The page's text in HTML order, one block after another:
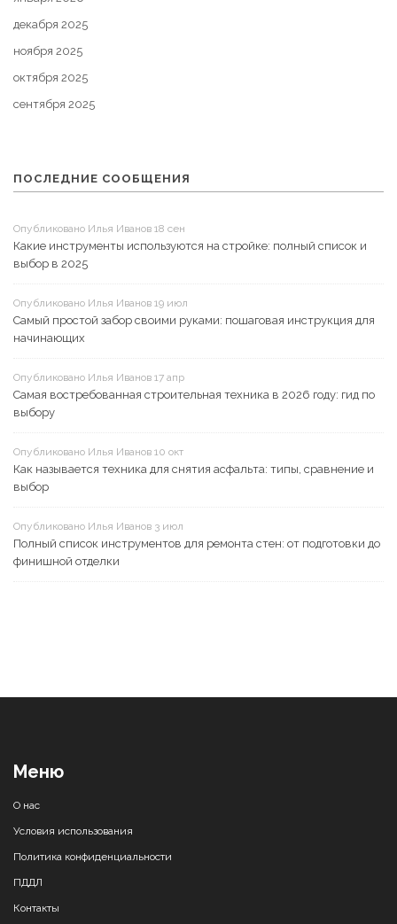
декабря 2025
ноября 2025
октября 2025
сентября 2025
ПОСЛЕДНИЕ СООБЩЕНИЯ
Опубликовано Илья Иванов 18 сен
Какие инструменты используются на стройке: полный список и
выбор в 2025
Опубликовано Илья Иванов 19 июл
Самый простой забор своими руками: пошаговая инструкция для
начинающих
Опубликовано Илья Иванов 17 апр
Самая востребованная строительная техника в 2026 году: гид по
выбору
Опубликовано Илья Иванов 10 окт
Как называется техника для снятия асфальта: типы, сравнение и
выбор
Опубликовано Илья Иванов 3 июл
Полный список инструментов для ремонта стен: от подготовки до
финишной отделки
Меню
О нас
Условия использования
Политика конфиденциальности
ПДДЛ
Контакты